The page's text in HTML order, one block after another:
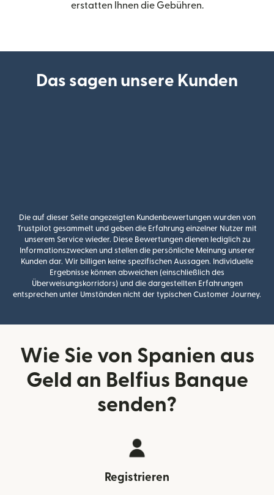
erstatten Ihnen die Gebühren.
Das sagen unsere Kunden
Die auf dieser Seite angezeigten Kundenbewertungen wurden von
Trustpilot gesammelt und geben die Erfahrung einzelner Nutzer mit
unserem Service wieder. Diese Bewertungen dienen lediglich zu
Informationszwecken und stellen die persönliche Meinung unserer
Kunden dar. Wir billigen keine spezifischen Aussagen. Individuelle
Ergebnisse können abweichen (einschließlich des
Überweisungskorridors) und die dargestellten Erfahrungen
entsprechen unter Umständen nicht der typischen Customer Journey.
Wie Sie von Spanien aus
Geld an Belfius Banque
senden?
Registrieren